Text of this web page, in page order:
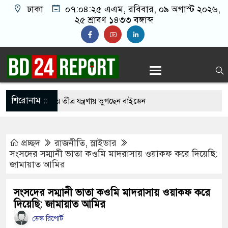
ঢাকা ০৭:০৪:২৬ এএম, রবিবার, ০৯ অগাস্ট ২০২৬,
২৫ শ্রাবণ ১৪৩৩ বঙ্গাব্দ
শিরোনাম ::
ছড়িয়ে পড়ায় তীব্র যন্ত্রণায় ভুগছেন বাইডেন
লাইফের পার্ট: শাকিব খান
পতাকায় সাকিবের অটোগ্রাফ, ভাইরাল নেট
প্রচ্ছদ রাজনীতি,স্লাইডার
সংসদের সম্মানী ভাতা কওমি মাদরাসায় ওয়াকফ করে দিয়েছি:
জামায়াত আমির
সংসদের সম্মানী ভাতা কওমি মাদরাসায় ওয়াকফ করে
দিয়েছি: জামায়াত আমির
ডেস্ক রিপোর্ট